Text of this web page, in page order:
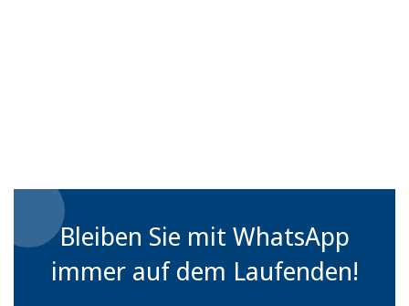
Bleiben Sie mit WhatsApp
immer auf dem Laufenden!